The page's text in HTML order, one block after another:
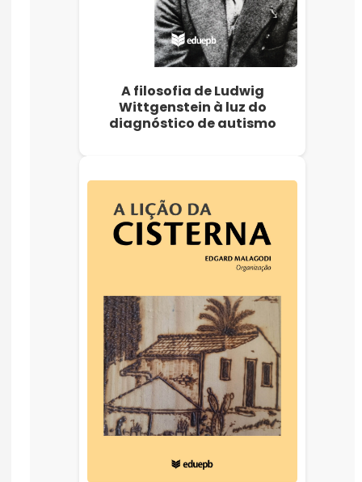
A filosofia de Ludwig
Wittgenstein à luz do
diagnóstico de autismo